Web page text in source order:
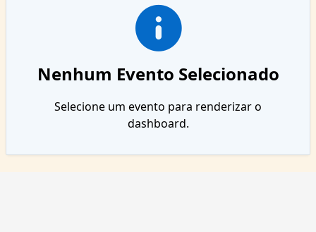
Nenhum Evento Selecionado
Selecione um evento para renderizar o
dashboard.